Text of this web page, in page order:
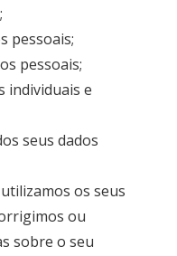
pessoais;
pessoais;
individuais e
seus dados
os seus
ou
sobre o seu